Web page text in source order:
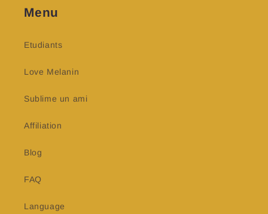
Menu
Etudiants
Love Melanin
Sublime un ami
Affiliation
Blog
FAQ
Language